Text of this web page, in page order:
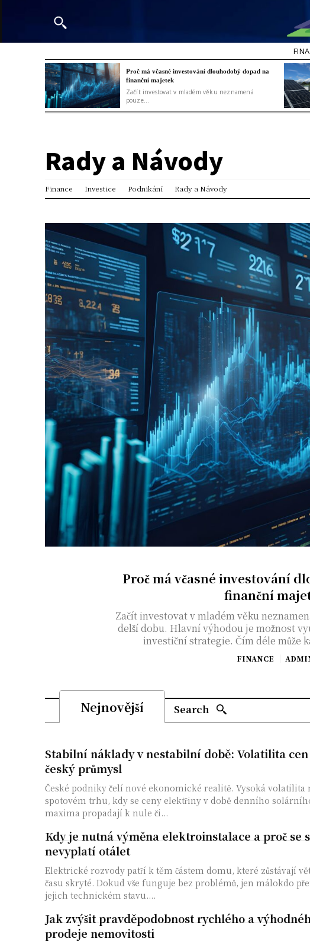
Proč má včasné investování dlouhodobý dopad na
finanční majetek
Začít investovat v mladém věku neznamená
pouze...
Rady a Návody
Finance Investice Podnikání Rady a Návody
Proč má včasné investování
finanční
Začít investovat v mladém věku
delší dobu. Hlavní výhodou je možnost
investiční strategie. Čím déle může
FINANCE
Nejnovější Search
Stabilní náklady v nestabilní době: Volatilita
český průmysl
České podniky čelí nové ekonomické realitě. Vysoká volatilita
spotovém trhu, kdy se ceny elektřiny v době denního
maxima propadají k nule či...
Kdy je nutná výměna elektroinstalace a proč se
nevyplatí otálet
Elektrické rozvody patří k těm částem domu, které zůstávají
času skryté. Dokud vše funguje bez problémů, jen málokdo
jejich technickém stavu....
Jak zvýšit pravděpodobnost rychlého a
prodeje nemovitosti